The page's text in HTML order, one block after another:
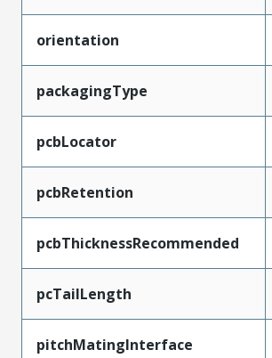
orientation
packagingType
pcbLocator
pcbRetention
pcbThicknessRecommended
pcTailLength
pitchMatingInterface